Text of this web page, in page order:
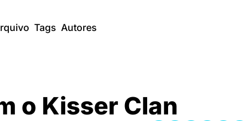
Tags Autores
o Kisser Clan